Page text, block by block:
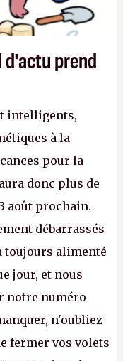
d'actu prend
intelligents,
à la
pour la
donc plus de
août prochain.
débarrassés
toujours alimenté
jour, et nous
notre numéro
n'oubliez
fermer vos volets